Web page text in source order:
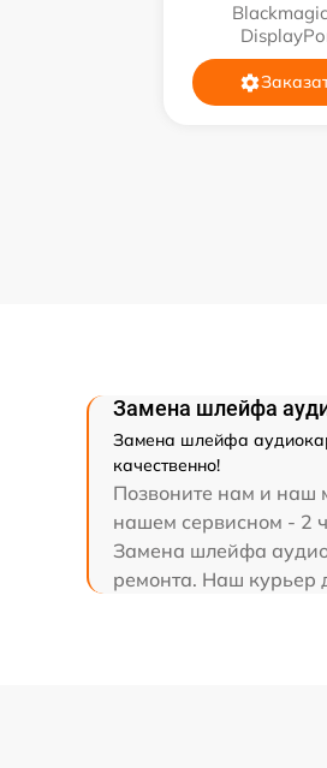
Замена шлейфа
Замена шлейфа
качественно!
Позвоните нам и наш
нашем сервисном - 2
Замена шлейфа
ремонта. Наш курьер